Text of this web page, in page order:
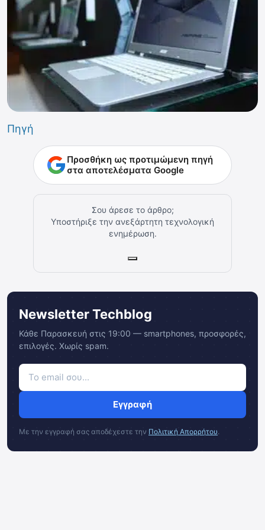
Πηγή
Προσθήκη ως προτιμώμενη πηγή
στα αποτελέσματα Google
Σου άρεσε το άρθρο;
Υποστήριξε την ανεξάρτητη τεχνολογική
ενημέρωση.
Newsletter Techblog
Κάθε Παρασκευή στις 19:00 — smartphones, προσφορές,
επιλογές. Χωρίς spam.
Εγγραφή
Με την εγγραφή σας αποδέχεστε την Πολιτική Απορρήτου.